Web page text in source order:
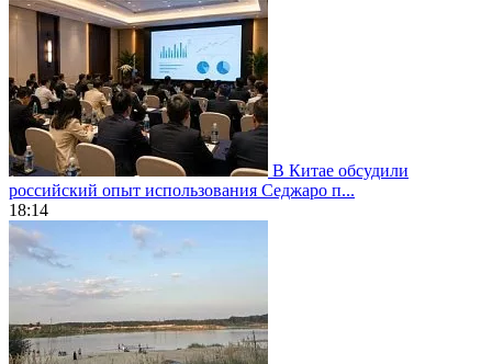
В Китае обсудили
российский опыт использования Седжаро п...
18:14